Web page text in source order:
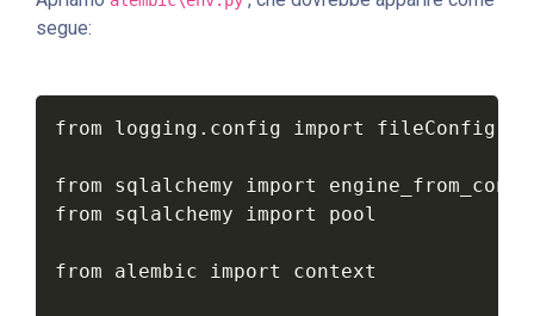
segue:
from logging.config import fileConfig
from sqlalchemy import
from sqlalchemy import pool
from alembic import context